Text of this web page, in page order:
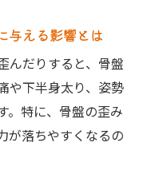
節ケアの新常識
骨院での骨盤ケ
的な施術内容と
与える影響とは
んだりすると、骨盤
や下半身太り、姿勢
。特に、骨盤の歪み
が落ちやすくなるの